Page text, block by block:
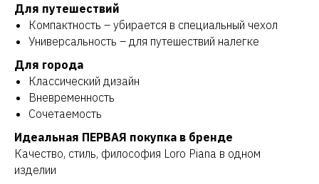
Для путешествий
Компактность – убирается в специальный чехол
Универсальность – для путешествий налегке
Для города
Классический дизайн
Вневременность
Сочетаемость
Идеальная ПЕРВАЯ покупка в бренде
Качество, стиль, философия Loro Piana в одном
изделии